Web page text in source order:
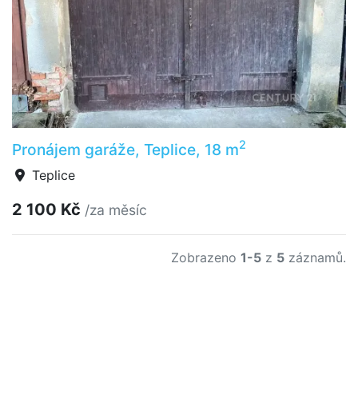
Pronájem garáže, Teplice, 18 m2
Teplice
2 100 Kč /za měsíc
Zobrazeno 1-5 z 5 záznamů.